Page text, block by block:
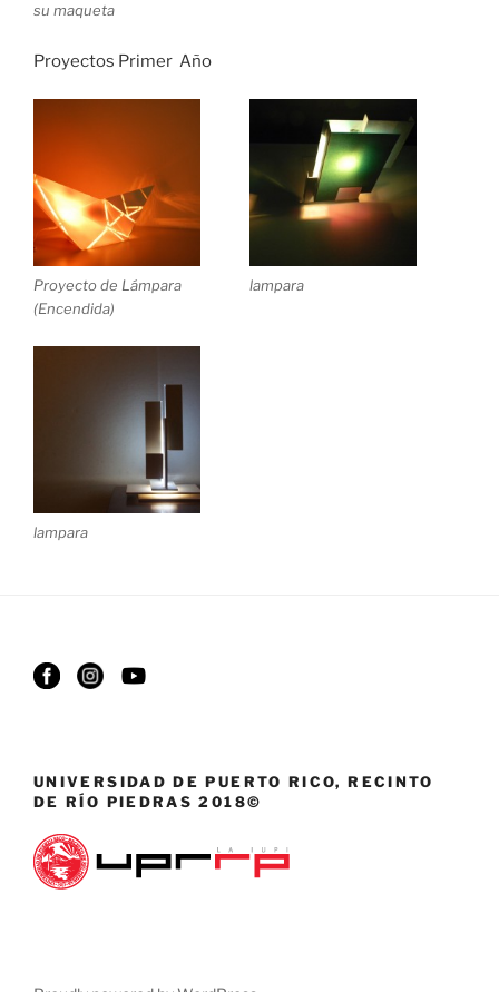
su maqueta
Proyectos Primer Año
Proyecto de Lámpara
(Encendida)
lampara
lampara
UNIVERSIDAD DE PUERTO RICO, RECINTO
DE RÍO PIEDRAS 2018©